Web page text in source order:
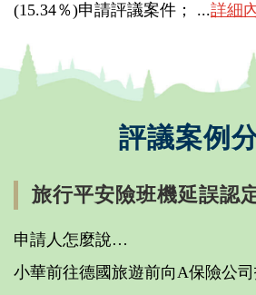
(15.34％)申請評議案件； ...詳細
評議案例
旅行平安險班機延誤認
申請人怎麼說…
小華前往德國旅遊前向A保險公